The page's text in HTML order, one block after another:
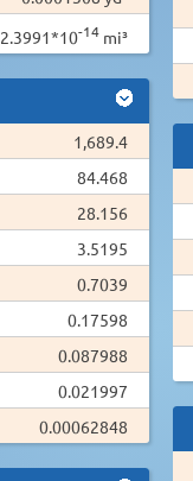
2.3991*10-14 mi³
1,689.4
84.468
28.156
3.5195
0.7039
0.17598
0.087988
0.021997
0.00062848